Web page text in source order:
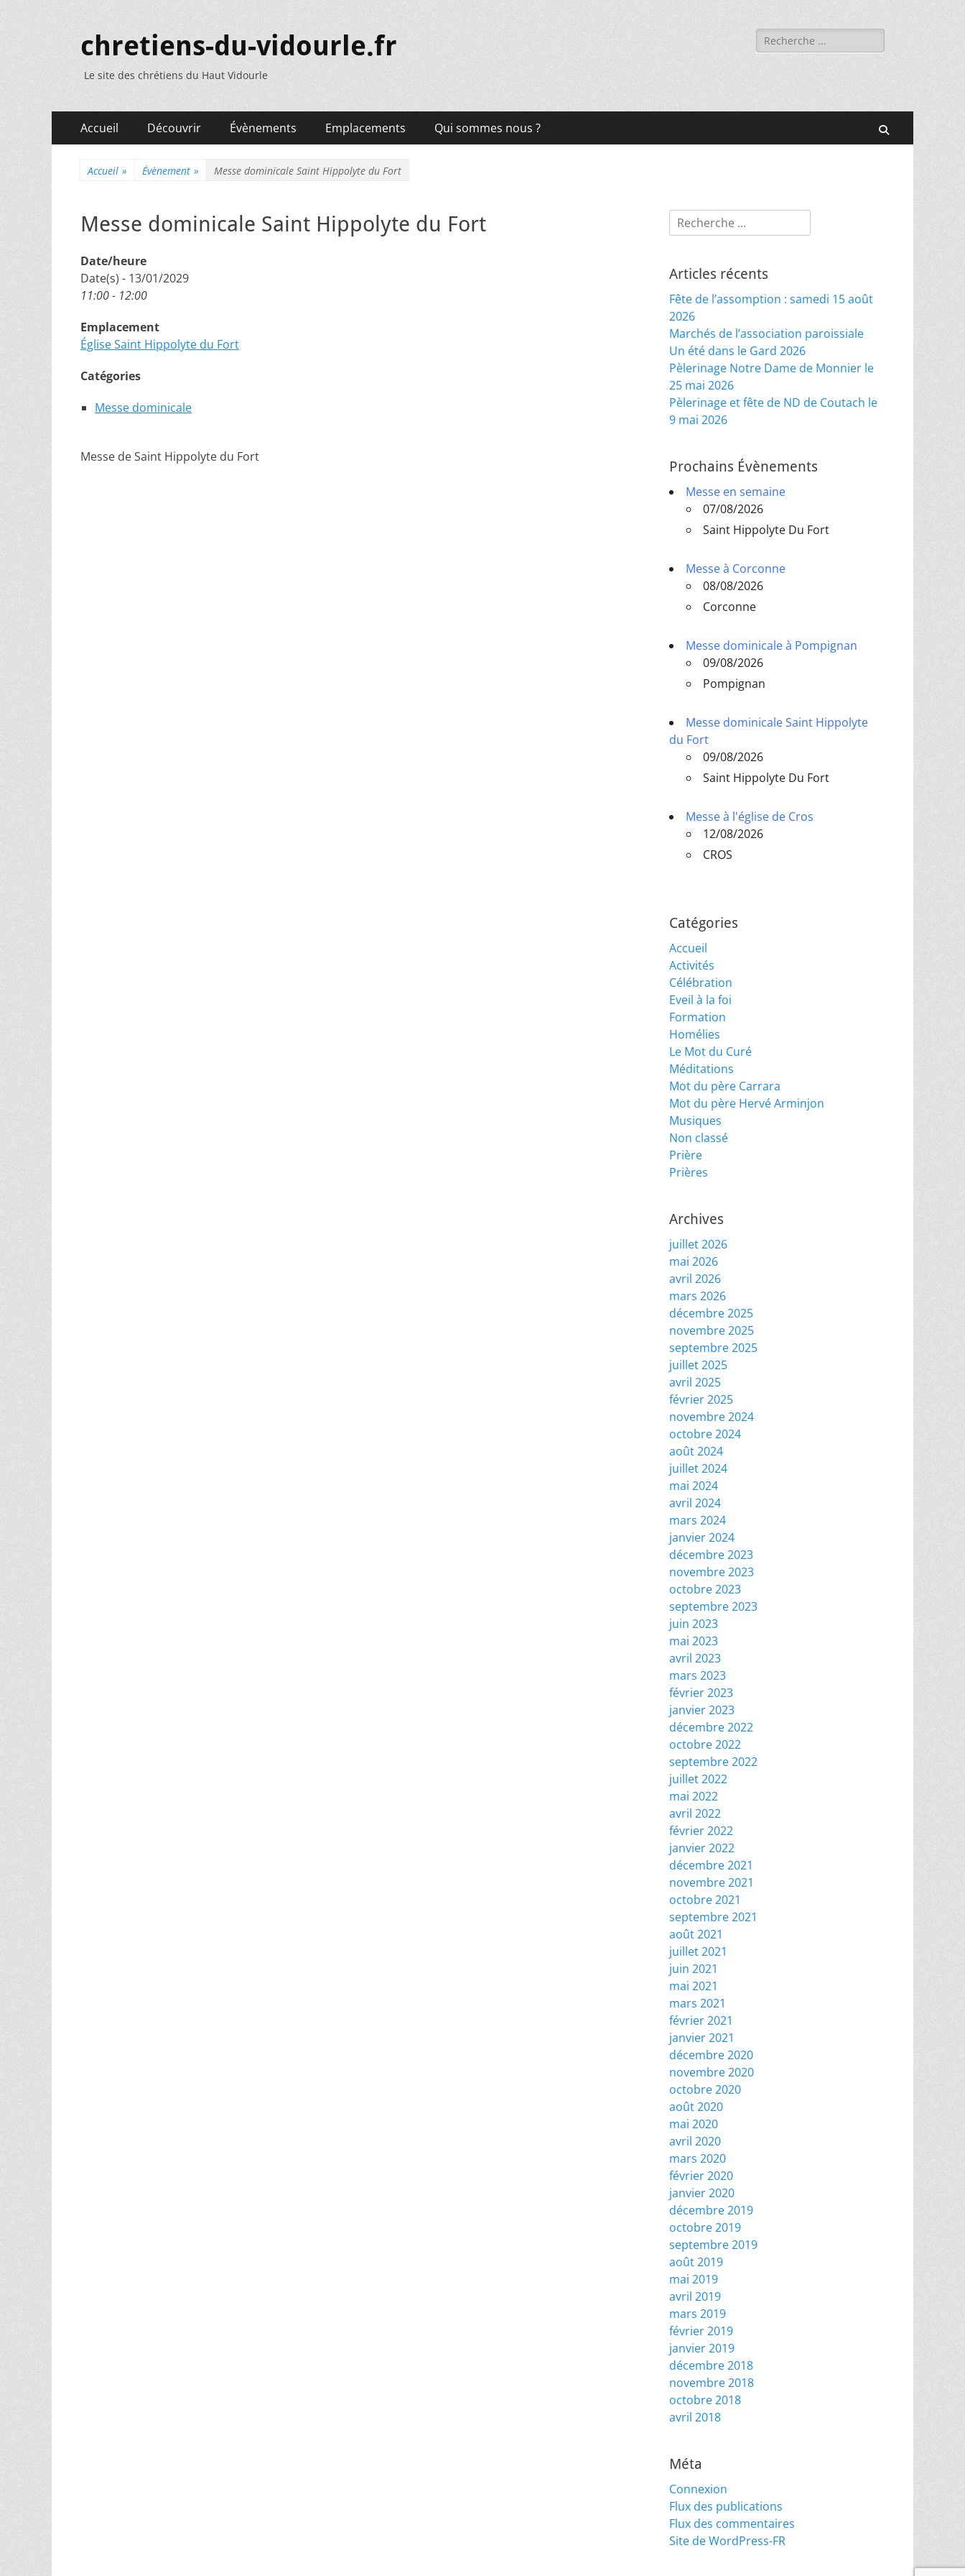
chretiens-du-vidourle.fr
Le site des chrétiens du Haut Vidourle
Rechercher :
Menu
principal
Accueil Découvrir Évènements Emplacements Qui sommes nous ?
Accueil » Évènement » Messe dominicale Saint Hippolyte du Fort
Messe dominicale Saint Hippolyte du Fort
Date/heure
Date(s) - 13/01/2029
11:00 - 12:00
Emplacement
Église Saint Hippolyte du Fort
Catégories
Messe dominicale
Messe de Saint Hippolyte du Fort
Rechercher :
Articles récents
Fête de l’assomption : samedi 15 août
2026
Marchés de l’association paroissiale
Un été dans le Gard 2026
Pèlerinage Notre Dame de Monnier le
25 mai 2026
Pèlerinage et fête de ND de Coutach le
9 mai 2026
Prochains Évènements
Messe en semaine
07/08/2026
Saint Hippolyte Du Fort
Messe à Corconne
08/08/2026
Corconne
Messe dominicale à Pompignan
09/08/2026
Pompignan
Messe dominicale Saint Hippolyte
du Fort
09/08/2026
Saint Hippolyte Du Fort
Messe à l'église de Cros
12/08/2026
CROS
Catégories
Accueil
Activités
Célébration
Eveil à la foi
Formation
Homélies
Le Mot du Curé
Méditations
Mot du père Carrara
Mot du père Hervé Arminjon
Musiques
Non classé
Prière
Prières
Archives
juillet 2026
mai 2026
avril 2026
mars 2026
décembre 2025
novembre 2025
septembre 2025
juillet 2025
avril 2025
février 2025
novembre 2024
octobre 2024
août 2024
juillet 2024
mai 2024
avril 2024
mars 2024
janvier 2024
décembre 2023
novembre 2023
octobre 2023
septembre 2023
juin 2023
mai 2023
avril 2023
mars 2023
février 2023
janvier 2023
décembre 2022
octobre 2022
septembre 2022
juillet 2022
mai 2022
avril 2022
février 2022
janvier 2022
décembre 2021
novembre 2021
octobre 2021
septembre 2021
août 2021
juillet 2021
juin 2021
mai 2021
mars 2021
février 2021
janvier 2021
décembre 2020
novembre 2020
octobre 2020
août 2020
mai 2020
avril 2020
mars 2020
février 2020
janvier 2020
décembre 2019
octobre 2019
septembre 2019
août 2019
mai 2019
avril 2019
mars 2019
février 2019
janvier 2019
décembre 2018
novembre 2018
octobre 2018
avril 2018
Méta
Connexion
Flux des publications
Flux des commentaires
Site de WordPress-FR